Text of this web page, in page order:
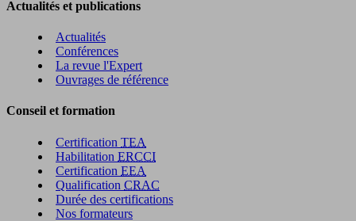
Actualités et publications
Actualités
Conférences
La revue l'Expert
Ouvrages de référence
Conseil et formation
Certification TEA
Habilitation ERCCI
Certification EEA
Qualification CRAC
Durée des certifications
Nos formateurs